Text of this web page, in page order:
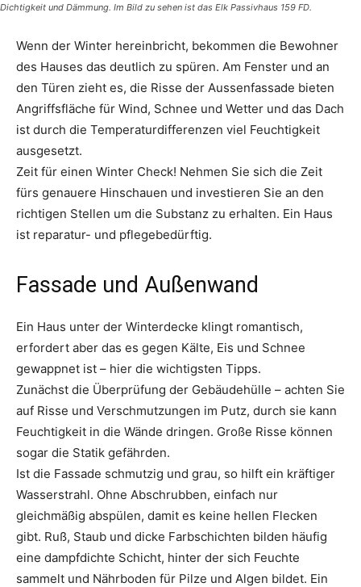
Dichtigkeit und Dämmung. Im Bild zu sehen ist das Elk Passivhaus 159 FD.
Wenn der Winter hereinbricht, bekommen die Bewohner
des Hauses das deutlich zu spüren. Am Fenster und an
den Türen zieht es, die ­Risse der Aussenfassade bieten
Angriffsfläche für Wind, Schnee und Wetter und das Dach
ist durch die Temperaturdifferenzen viel Feuchtigkeit
ausgesetzt.
Zeit für einen Winter Check! Nehmen Sie sich die Zeit
fürs genauere Hinschauen und investieren Sie an den
richtigen Stellen um die Substanz zu erhalten. Ein Haus
ist reparatur- und pflegebedürftig.
Fassade und Außenwand
Ein Haus unter der Winterdecke klingt romantisch,
erfordert aber das es gegen Kälte, Eis und Schnee
gewappnet ist – hier die wichtigsten Tipps.
Zunächst die Überprüfung der Gebäudehülle – achten Sie
auf Risse und Verschmutzungen im Putz, durch sie kann
Feuchtigkeit in die Wände dringen. Große Risse können
sogar die Statik gefährden.
Ist die Fassade schmutzig und grau, so hilft ein kräftiger
Wasserstrahl. Ohne Abschrubben, einfach nur
gleichmäßig abspülen, damit es keine hellen Flecken
gibt. Ruß, Staub und dicke Farbschichten bilden häufig
eine dampfdichte Schicht, hinter der sich Feuchte
sammelt und Nährboden für Pilze und Algen bildet. Ein